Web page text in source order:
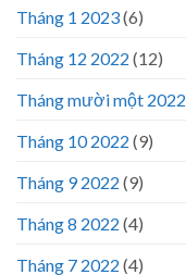
Tháng 1 2023(6)
Tháng 12 2022 (12)
Tháng mười một 2022
Tháng 10 2022 (9)
Tháng 9 2022 (9)
Tháng 8 2022 (4)
Tháng 7 2022 (4)